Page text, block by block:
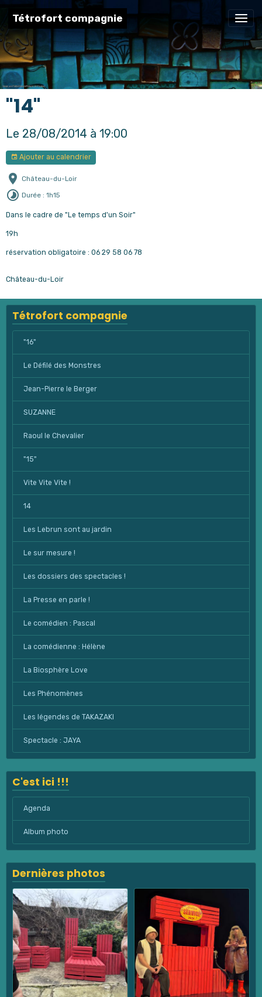
Tétrofort compagnie
"14"
Le 28/08/2014 à 19:00
Ajouter au calendrier
Château-du-Loir
Durée : 1h15
Dans le cadre de "Le temps d'un Soir"
19h
réservation obligatoire : 06 29 58 06 78
Château-du-Loir
Tétrofort compagnie
"16"
Le Défilé des Monstres
Jean-Pierre le Berger
SUZANNE
Raoul le Chevalier
"15"
Vite Vite Vite !
14
Les Lebrun sont au jardin
Le sur mesure !
Les dossiers des spectacles !
La Presse en parle !
Le comédien : Pascal
La comédienne : Hélène
La Biosphère Love
Les Phénomènes
Les légendes de TAKAZAKI
Spectacle : JAYA
C'est ici !!!
Agenda
Album photo
Dernières photos